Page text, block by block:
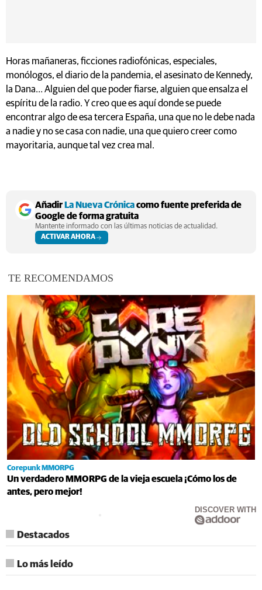
Horas mañaneras, ficciones radiofónicas, especiales,
monólogos, el diario de la pandemia, el asesinato de Kennedy,
la Dana… Alguien del que poder fiarse, alguien que ensalza el
espíritu de la radio. Y creo que es aquí donde se puede
encontrar algo de esa tercera España, una que no le debe nada
a nadie y no se casa con nadie, una que quiero creer como
mayoritaria, aunque tal vez crea mal.
Añadir La Nueva Crónicacomo fuente preferida de
Google de forma gratuita
Mantente informado con las últimas noticias de actualidad.
ACTIVAR AHORA
TE RECOMENDAMOS
Corepunk MMORPG
Un verdadero MMORPG de la vieja escuela ¡Cómo los de
antes, pero mejor!
DISCOVER WITH
Destacados
Lo más leído